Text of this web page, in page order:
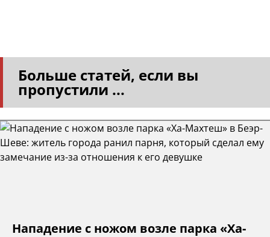
Больше статей, если вы
пропустили ...
Нападение с ножом возле парка «Ха-